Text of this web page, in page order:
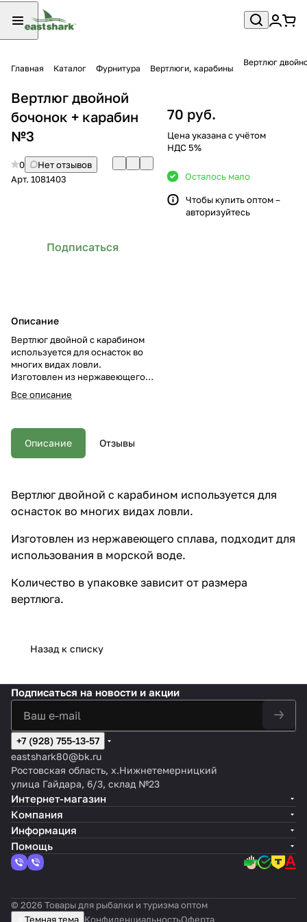
Главная Каталог Фурнитура Вертлюги, карабины
Вертлюг
Вертлюг двойной
бочонок + карабин
№3
0
Нет отзывов
Арт. 1081403
Подписаться
Описание
Вертлюг двойной с карабином
используется для оснасток во
многих видах ловли.
Изготовлен из нержавеющего
сплава, подходит для
использования в морской воде.
от размера вертлюга.
Все описание
70 руб.
Цена указана с учётом
НДС 5%
Осталось мало
Чтобы купить оптом –
авторизуйтесь
Описание Отзывы
Вертлюг двойной с карабином используется для
оснасток во многих видах ловли.
Изготовлен из нержавеющего сплава, подходит для
использования в морской воде.
Количество в упаковке зависит от размера
вертлюга.
Назад к списку
Подписаться на новости и акции
+7 (928) 755-13-57
eastshark80@bk.ru
Ростовская область, х.Нижнетемерницкий
улица Гайдара, 6/3, склад №23
Интернет-магазин
Компания
Информация
Помощь
© 2026 Товары для рыбалки и туризма оптом
Темная тема КонфиденциальностьОферта